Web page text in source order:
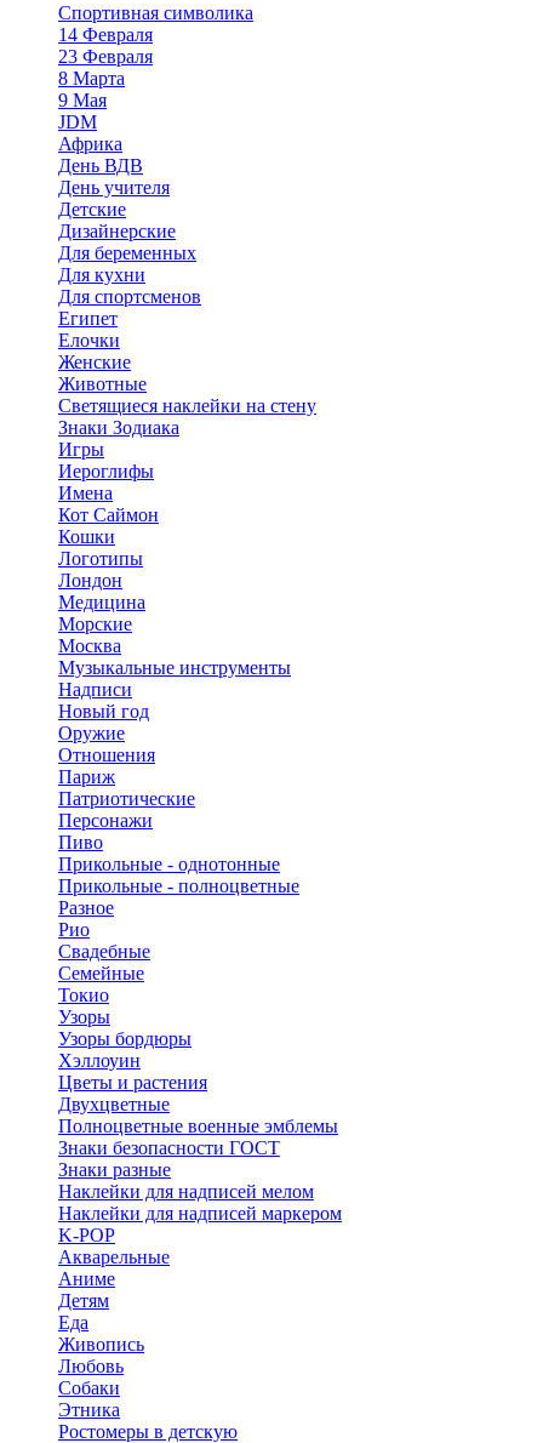
Спортивная символика
14 Февраля
23 Февраля
8 Марта
9 Мая
JDM
Африка
День ВДВ
День учителя
Детские
Дизайнерские
Для беременных
Для кухни
Для спортсменов
Египет
Елочки
Женские
Животные
Светящиеся наклейки на стену
Знаки Зодиака
Игры
Иероглифы
Имена
Кот Саймон
Кошки
Логотипы
Лондон
Медицина
Морские
Москва
Музыкальные инструменты
Надписи
Новый год
Оружие
Отношения
Париж
Патриотические
Персонажи
Пиво
Прикольные - однотонные
Прикольные - полноцветные
Разное
Рио
Свадебные
Семейные
Токио
Узоры
Узоры бордюры
Хэллоуин
Цветы и растения
Двухцветные
Полноцветные военные эмблемы
Знаки безопасности ГОСТ
Знаки разные
Наклейки для надписей мелом
Наклейки для надписей маркером
K-POP
Акварельные
Аниме
Детям
Еда
Живопись
Любовь
Собаки
Этника
Ростомеры в детскую